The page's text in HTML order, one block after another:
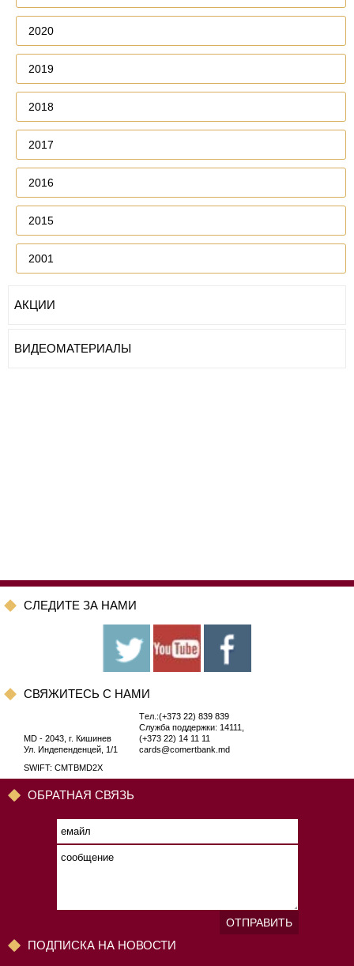
2020
2019
2018
2017
2016
2015
2001
АКЦИИ
ВИДЕОМАТЕРИАЛЫ
CЛЕДИТЕ ЗА НАМИ
CВЯЖИТЕСЬ С НАМИ
MD - 2043, г. Кишинев
Ул. Индепенденцей, 1/1
Tел.:(+373 22) 839 839
Служба поддержки: 14111,
(+373 22) 14 11 11
cards@comertbank.md
SWIFT: CMTBMD2X
ОБРАТНАЯ СВЯЗЬ
ОТПРАВИТЬ
ПОДПИСКА НА НОВОСТИ